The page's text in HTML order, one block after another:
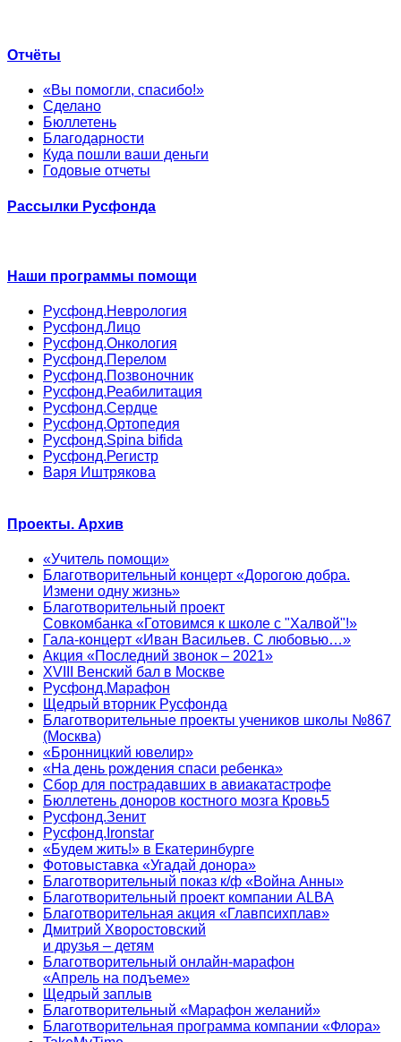
Отчёты
«Вы помогли, спасибо!»
Сделано
Бюллетень
Благодарности
Куда пошли ваши деньги
Годовые отчеты
Рассылки Русфонда
Наши программы помощи
Русфонд.Неврология
Русфонд.Лицо
Русфонд.Онкология
Русфонд.Перелом
Русфонд.Позвоночник
Русфонд.Реабилитация
Русфонд.Сердце
Русфонд.Ортопедия
Русфонд.Spina bifida
Русфонд.Регистр
Варя Иштрякова
Проекты. Архив
«Учитель помощи»
Благотворительный концерт «Дорогою добра.
Измени одну жизнь»
Благотворительный проект
Совкомбанка «Готовимся к школе с "Халвой"!»
Гала-концерт «Иван Васильев. С любовью…»
Акция «Последний звонок – 2021»
XVIII Венский бал в Москве
Русфонд.Марафон
Щедрый вторник Русфонда
Благотворительные проекты учеников школы №867
(Москва)
«Бронницкий ювелир»
«На день рождения спаси ребенка»
Сбор для пострадавших в авиакатастрофе
Бюллетень доноров костного мозга Кровь5
Русфонд.Зенит
Русфонд.Ironstar
«Будем жить!» в Екатеринбурге
Фотовыставка «Угадай донора»
Благотворительный показ к/ф «Война Анны»
Благотворительный проект компании ALBA
Благотворительная акция «Главпсихплав»
Дмитрий Хворостовский
и друзья – детям
Благотворительный онлайн‑марафон
«Апрель на подъеме»
Щедрый заплыв
Благотворительный «Марафон желаний»
Благотворительная программа компании «Флора»